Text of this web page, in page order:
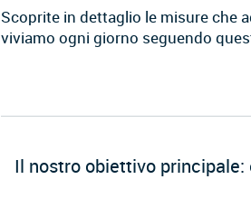
Scoprite in dettaglio le misure che
viviamo ogni giorno seguendo
Il nostro obiettivo